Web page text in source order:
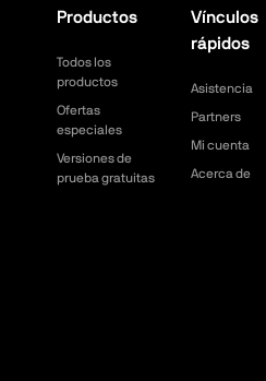
Productos
Todos los
productos
Ofertas
especiales
Versiones de
prueba gratuitas
Vínculos
rápidos
Asistencia
Partners
Mi cuenta
Acerca de